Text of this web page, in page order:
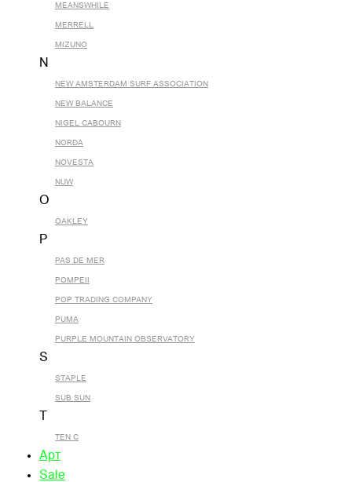
MEANSWHILE
MERRELL
MIZUNO
N
NEW AMSTERDAM SURF ASSOCIATION
NEW BALANCE
NIGEL CABOURN
NORDA
NOVESTA
NUW
O
OAKLEY
P
PAS DE MER
POMPEII
POP TRADING COMPANY
PUMA
PURPLE MOUNTAIN OBSERVATORY
S
STAPLE
SUB SUN
TEN C
Арт
Sale